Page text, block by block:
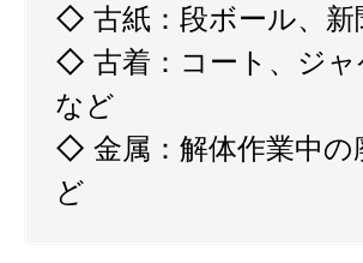
◇ 古紙：段ボール、新
◇ 古着：コート、ジ
など
◇ 金属：解体作業中の
ど